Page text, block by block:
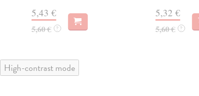
5,43 €
5,60 € ?
5,32 €
5,60 € ?
High-contrast mode